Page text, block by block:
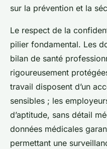
sur la prévention et la
Le respect de la
pilier fondamental. Les
bilan de santé
rigoureusement
travail disposent d’un
sensibles ; les
d’aptitude, sans détail
données médicales
permettant une